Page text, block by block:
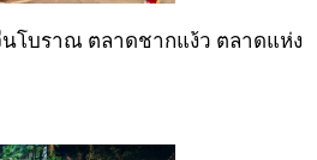
โบราณ ตลาดชากแง้ว ตลาดแห่ง